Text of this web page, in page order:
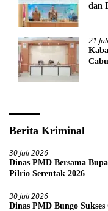
dan
21
Berita Kriminal
30 Juli 2026
Dinas PMD Bersama
Pilrio Serentak 2026
30 Juli 2026
Dinas PMD Bungo